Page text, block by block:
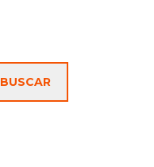
BUSCAR